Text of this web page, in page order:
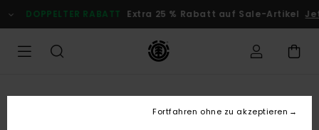
zur
Produktinformation
DOPPELTER RABATT Extra 25 % Rabatt auf Sale-Artikel
Fortfahren ohne zu akzeptieren